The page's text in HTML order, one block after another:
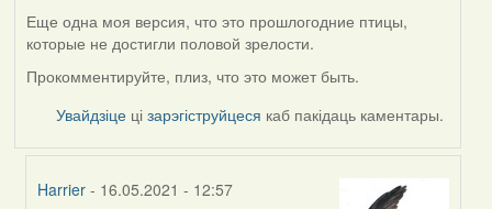
Еще одна моя версия, что это прошлогодние птицы,
которые не достигли половой зрелости.
Прокомментируйте, плиз, что это может быть.
Увайдзіце цізарэгіструйцеся каб пакідаць каментары.
Harrier - 16.05.2021 - 12:57